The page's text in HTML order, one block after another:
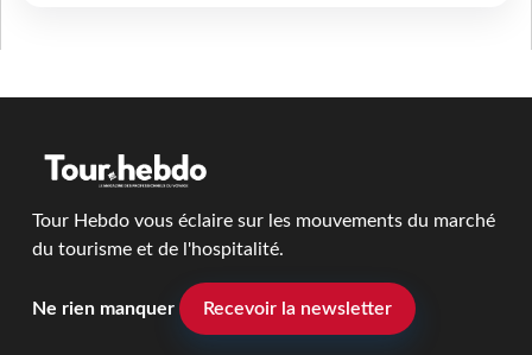
Tour Hebdo vous éclaire sur les mouvements du marché
du tourisme et de l'hospitalité.
Ne rien manquer Recevoir la newsletter